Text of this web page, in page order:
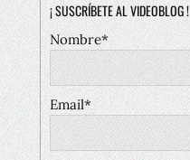
¡ SUSCRÍBETE AL VIDEOBLOG !
Nombre*
Email*